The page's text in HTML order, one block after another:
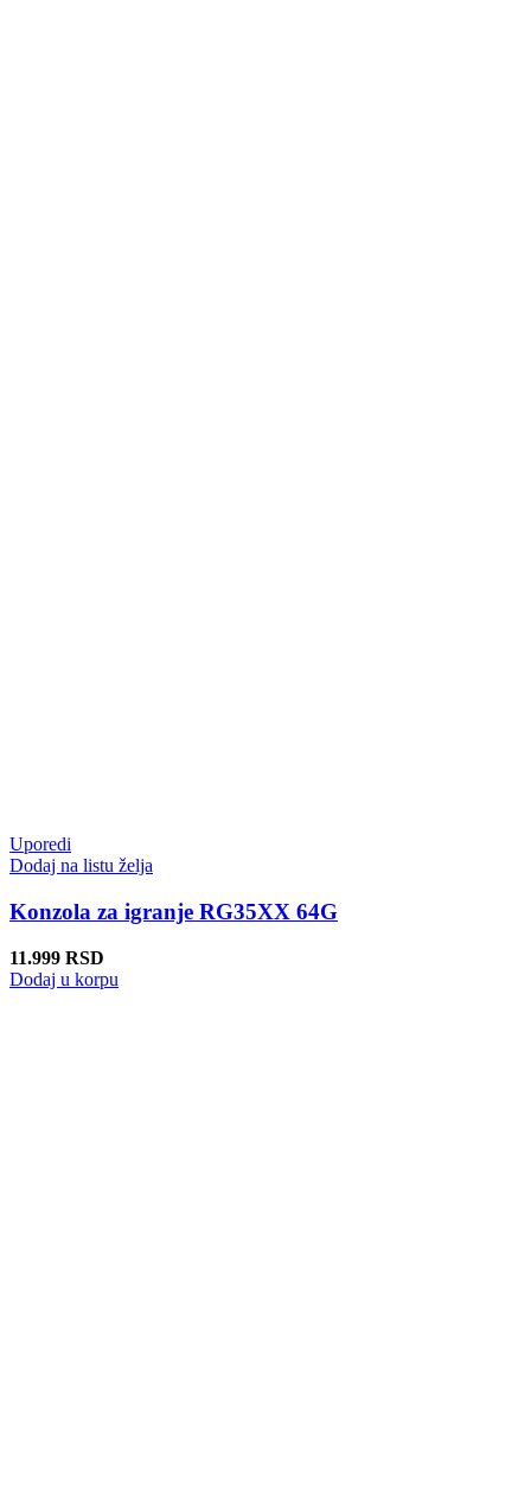
Uporedi
Dodaj na listu želja
Konzola za igranje RG35XX 64G
11.999 RSD
Dodaj u korpu